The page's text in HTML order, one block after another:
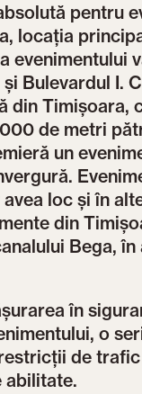
pentru
locația
evenimentului
Bulevardul I.
din Timișoara,
de metri
un
loc și în
din
Bega, în
în
o
de
abilitate.